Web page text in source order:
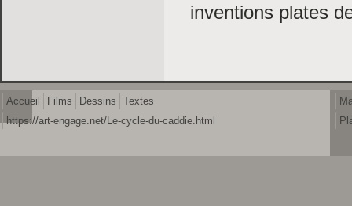
inventions plates
Accueil Films Dessins
Textes
https://art-engage.net/Le-cycle-du-caddie.html